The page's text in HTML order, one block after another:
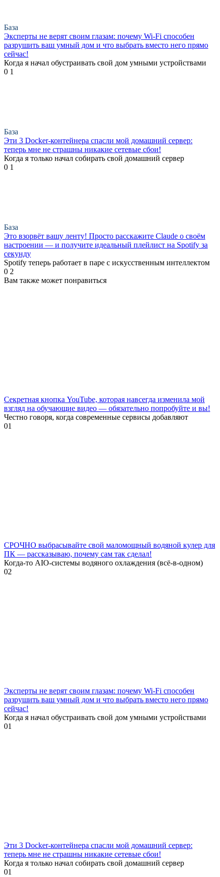
База
Эксперты не верят своим глазам: почему Wi-Fi способен
разрушить ваш умный дом и что выбрать вместо него прямо
сейчас!
Когда я начал обустраивать свой дом умными устройствами
0 1
База
Эти 3 Docker-контейнера спасли мой домашний сервер:
теперь мне не страшны никакие сетевые сбои!
Когда я только начал собирать свой домашний сервер
0 1
База
Это взорвёт вашу ленту! Просто расскажите Claude о своём
настроении — и получите идеальный плейлист на Spotify за
секунду
Spotify теперь работает в паре с искусственным интеллектом
0 2
Вам также может понравиться
Секретная кнопка YouTube, которая навсегда изменила мой
взгляд на обучающие видео — обязательно попробуйте и вы!
Честно говоря, когда современные сервисы добавляют
01
СРОЧНО выбрасывайте свой маломощный водяной кулер для
ПК — рассказываю, почему сам так сделал!
Когда-то AIO-системы водяного охлаждения (всё-в-одном)
02
Эксперты не верят своим глазам: почему Wi-Fi способен
разрушить ваш умный дом и что выбрать вместо него прямо
сейчас!
Когда я начал обустраивать свой дом умными устройствами
01
Эти 3 Docker-контейнера спасли мой домашний сервер:
теперь мне не страшны никакие сетевые сбои!
Когда я только начал собирать свой домашний сервер
01